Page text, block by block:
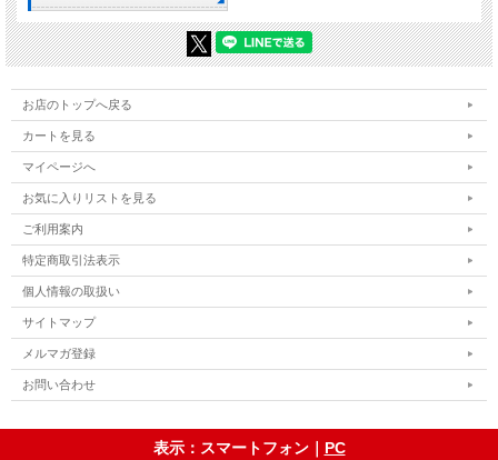
お店のトップへ戻る
カートを見る
マイページへ
お気に入りリストを見る
ご利用案内
特定商取引法表示
個人情報の取扱い
サイトマップ
メルマガ登録
お問い合わせ
表示：スマートフォン｜ PC